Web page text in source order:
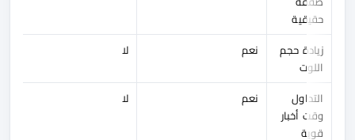
حقيقية
زيادة حجم
اللوت
نعم لا
التداول
وقت أخبار
قوية
نعم لا